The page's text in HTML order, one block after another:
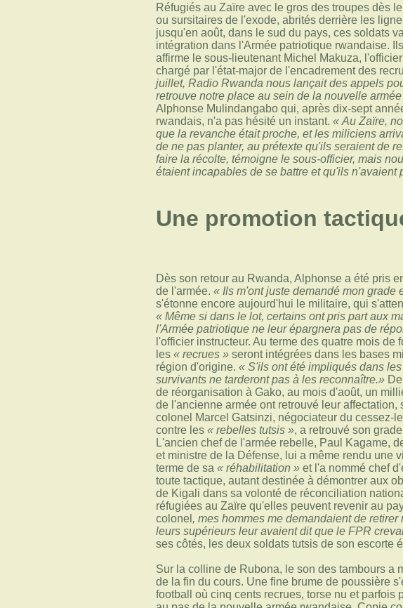
Réfugiés au Zaïre avec le gros des troupes dès
ou sursitaires de l'exode, abrités derrière les
jusqu'en août, dans le sud du pays, ces soldats
intégration dans l'Armée patriotique rwandaise.
affirme le sous-lieutenant Michel Makuza,
chargé par l'état-major de l'encadrement des
juillet, Radio Rwanda nous lançait des appels
retrouve notre place au sein de la nouvelle
Alphonse Mulindangabo qui, après dix-sept
rwandais, n'a pas hésité un instant. « Au Zaïre,
que la revanche était proche, et les miliciens
de ne pas planter, au prétexte qu'ils seraient de
faire la récolte, témoigne le sous-officier, mais
étaient incapables de se battre et qu'ils n'avaient
Une promotion
Dès son retour au Rwanda, Alphonse a été pris
de l'armée. « Ils m'ont juste demandé mon grade
s'étonne encore aujourd'hui le militaire, qui
« Même si dans le lot, certains ont pris part aux
l'Armée patriotique ne leur épargnera pas de
l'officier instructeur. Au terme des quatre mois de
les « recrues »seront intégrées dans les bases
région d'origine. « S'ils ont été impliqués dans
survivants ne tarderont pas à les reconnaître.»
de réorganisation à Gako, au mois d'août, un
de l'ancienne armée ont retrouvé leur affectation,
colonel Marcel Gatsinzi, négociateur du cessez-
contre les « rebelles tutsis », a retrouvé son
L'ancien chef de l'armée rebelle, Paul Kagame,
et ministre de la Défense, lui a même rendu une
terme de sa « réhabilitation »et l'a nommé chef
toute tactique, autant destinée à démontrer aux
de Kigali dans sa volonté de réconciliation
réfugiées au Zaïre qu'elles peuvent revenir au
colonel , mes hommes me demandaient de
leurs supérieurs leur avaient dit que le FPR
ses côtés, les deux soldats tutsis de son escorte
Sur la colline de Rubona, le son des tambours a
de la fin du cours. Une fine brume de poussière
football où cinq cents recrues, torse nu et parfois